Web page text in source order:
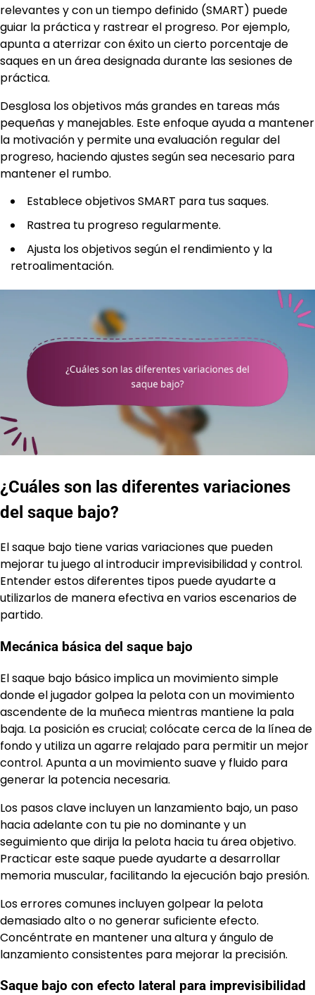
relevantes y con un tiempo definido (SMART) puede
guiar la práctica y rastrear el progreso. Por ejemplo,
apunta a aterrizar con éxito un cierto porcentaje de
saques en un área designada durante las sesiones de
práctica.
Desglosa los objetivos más grandes en tareas más
pequeñas y manejables. Este enfoque ayuda a mantener
la motivación y permite una evaluación regular del
progreso, haciendo ajustes según sea necesario para
mantener el rumbo.
Establece objetivos SMART para tus saques.
Rastrea tu progreso regularmente.
Ajusta los objetivos según el rendimiento y la
retroalimentación.
¿Cuáles son las diferentes variaciones
del saque bajo?
El saque bajo tiene varias variaciones que pueden
mejorar tu juego al introducir imprevisibilidad y control.
Entender estos diferentes tipos puede ayudarte a
utilizarlos de manera efectiva en varios escenarios de
partido.
Mecánica básica del saque bajo
El saque bajo básico implica un movimiento simple
donde el jugador golpea la pelota con un movimiento
ascendente de la muñeca mientras mantiene la pala
baja. La posición es crucial; colócate cerca de la línea de
fondo y utiliza un agarre relajado para permitir un mejor
control. Apunta a un movimiento suave y fluido para
generar la potencia necesaria.
Los pasos clave incluyen un lanzamiento bajo, un paso
hacia adelante con tu pie no dominante y un
seguimiento que dirija la pelota hacia tu área objetivo.
Practicar este saque puede ayudarte a desarrollar
memoria muscular, facilitando la ejecución bajo presión.
Los errores comunes incluyen golpear la pelota
demasiado alto o no generar suficiente efecto.
Concéntrate en mantener una altura y ángulo de
lanzamiento consistentes para mejorar la precisión.
Saque bajo con efecto lateral para imprevisibilidad